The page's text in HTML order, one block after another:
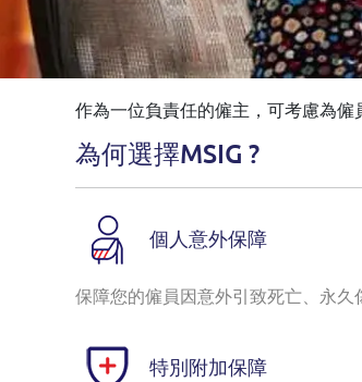
作為一位負責任的僱主，可考慮為僱
為何選擇MSIG ?
個人意外保障
保障您的僱員因意外引致死亡、永
特別附加保障